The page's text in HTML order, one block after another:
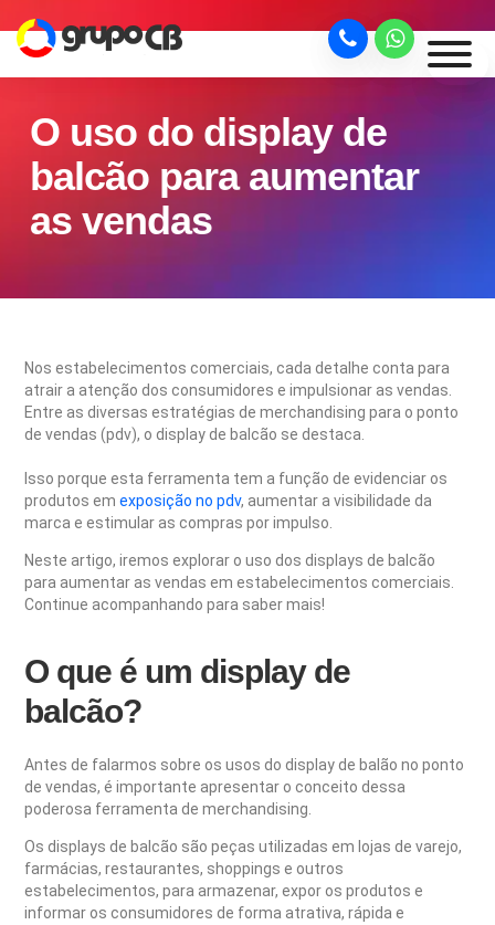
O uso do display de
balcão para aumentar
as vendas
Nos estabelecimentos comerciais, cada detalhe conta para
atrair a atenção dos consumidores e impulsionar as vendas.
Entre as diversas estratégias de merchandising para o ponto
de vendas (pdv), o display de balcão se destaca.
Isso porque esta ferramenta tem a função de evidenciar os
produtos emexposição no pdv, aumentar a visibilidade da
marca e estimular as compras por impulso.
Neste artigo, iremos explorar o uso dos displays de balcão
para aumentar as vendas em estabelecimentos comerciais.
Continue acompanhando para saber mais!
O que é um display de
balcão?
Antes de falarmos sobre os usos do display de balão no ponto
de vendas, é importante apresentar o conceito dessa
poderosa ferramenta de merchandising.
Os displays de balcão são peças utilizadas em lojas de varejo,
farmácias, restaurantes, shoppings e outros
estabelecimentos, para armazenar, expor os produtos e
informar os consumidores de forma atrativa, rápida e